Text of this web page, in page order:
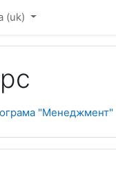
‎(uk)‎
"Менеджмент"